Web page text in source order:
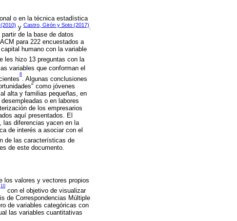
o en la técnica estadística
y Castro, Girón y Soto (2017).
de la base de datos
para 222 encuestados a
humano con la variable
les hizo 13 preguntas con la
variables que conforman el
8
. Algunas conclusiones
como jóvenes
alta y familias pequeñas, en
o en labores
de los empresarios
aquí presentados. El
las diferencias yacen en la
de interés a asociar con el
de las características de
de este documento.
los valores y vectores propios
10
con el objetivo de visualizar
de Correspondencias Múltiple
de variables categóricas con
las variables cuantitativas